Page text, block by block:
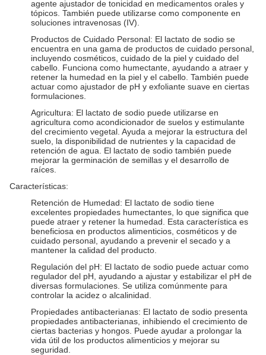
agente ajustador de tonicidad en medicamentos orales y
tópicos. También puede utilizarse como componente en
soluciones intravenosas (IV).
Productos de Cuidado Personal: El lactato de sodio se
encuentra en una gama de productos de cuidado personal,
incluyendo cosméticos, cuidado de la piel y cuidado del
cabello. Funciona como humectante, ayudando a atraer y
retener la humedad en la piel y el cabello. También puede
actuar como ajustador de pH y exfoliante suave en ciertas
formulaciones.
Agricultura: El lactato de sodio puede utilizarse en
agricultura como acondicionador de suelos y estimulante
del crecimiento vegetal. Ayuda a mejorar la estructura del
suelo, la disponibilidad de nutrientes y la capacidad de
retención de agua. El lactato de sodio también puede
mejorar la germinación de semillas y el desarrollo de
raíces.
Características:
Retención de Humedad: El lactato de sodio tiene
excelentes propiedades humectantes, lo que significa que
puede atraer y retener la humedad. Esta característica es
beneficiosa en productos alimenticios, cosméticos y de
cuidado personal, ayudando a prevenir el secado y a
mantener la calidad del producto.
Regulación del pH: El lactato de sodio puede actuar como
regulador del pH, ayudando a ajustar y estabilizar el pH de
diversas formulaciones. Se utiliza comúnmente para
controlar la acidez o alcalinidad.
Propiedades antibacterianas: El lactato de sodio presenta
propiedades antibacterianas, inhibiendo el crecimiento de
ciertas bacterias y hongos. Puede ayudar a prolongar la
vida útil de los productos alimenticios y mejorar su
seguridad.